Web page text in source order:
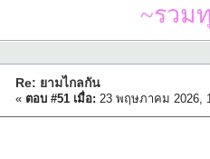
~รวม
Re: ยามไกลกัน
« ตอบ #51 เมื่อ: 23 พฤษภาคม 2026,